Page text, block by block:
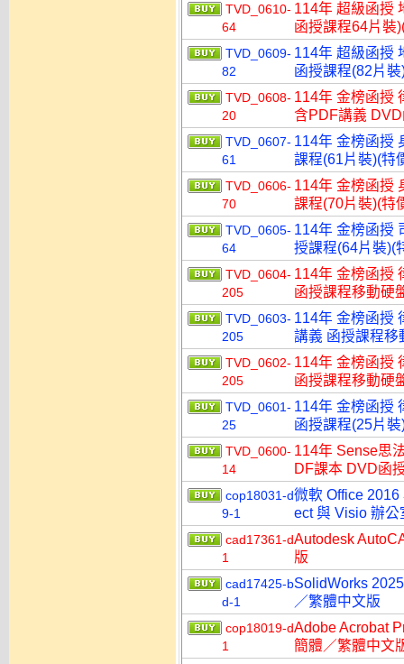
TVD_0610-
64
114年 超級函授
函授課程64片裝
TVD_0609-
82
114年 超級函授
函授課程(82片
TVD_0608-
20
114年 金榜函授
含PDF講義
TVD_0607-
61
114年 金榜函授
課程(61片裝)(特
TVD_0606-
70
114年 金榜函授
課程(70片裝)(特
TVD_0605-
64
114年 金榜函授
授課程(64片裝)(
TVD_0604-
205
114年 金榜函授
函授課程移動硬
TVD_0603-
205
114年 金榜函授
講義 函授課程移
TVD_0602-
205
114年 金榜函授
函授課程移動硬
TVD_0601-
25
114年 金榜函授
函授課程(25片
TVD_0600-
14
114年 Sense思
DF課本 DVD函
cop18031-d
9-1
微軟 Office
ect 與 Visio 辦
cad17361-d
1
Autodesk
版
cad17425-b
d-1
SolidWorks
／繁體中文版
cop18019-d
1
Adobe Acrobat
簡體／繁體中文